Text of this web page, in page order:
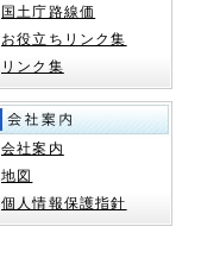
国土庁路線価
お役立ちリンク集
リンク集
会社案内
地図
個人情報保護指針